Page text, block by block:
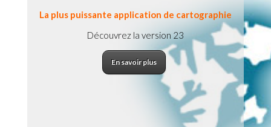
La plus puissante application de cartographie
Découvrez la version 23
En savoir plus